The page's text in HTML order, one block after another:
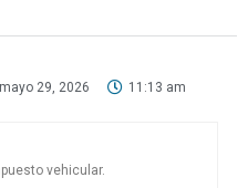
mayo 29, 2026 11:13 am
vehicular.